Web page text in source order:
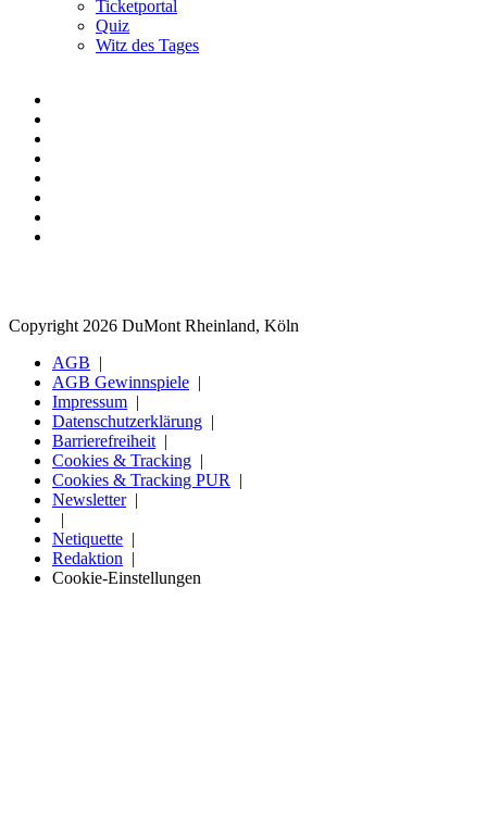
Ticketportal
Quiz
Witz des Tages
Copyright 2026 DuMont Rheinland, Köln
AGB
AGB Gewinnspiele
Impressum
Datenschutzerklärung
Barrierefreiheit
Cookies & Tracking
Cookies & Tracking PUR
Newsletter
Netiquette
Redaktion
Cookie-Einstellungen